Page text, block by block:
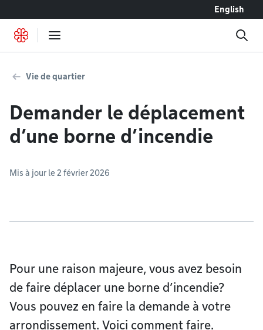
English
Vie de quartier
Demander le déplacement
d’une borne d’incendie
Mis à jour le 2 février 2026
Pour une raison majeure, vous avez besoin
de faire déplacer une borne d’incendie?
Vous pouvez en faire la demande à votre
arrondissement. Voici comment faire.